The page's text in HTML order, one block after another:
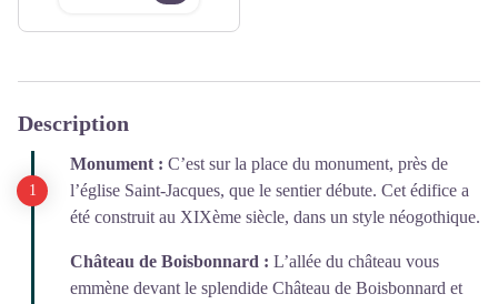
Description
Monument : C’est sur la place du monument, près de
l’église Saint-Jacques, que le sentier débute. Cet édifice a
été construit au XIXème siècle, dans un style néogothique.
Château de Boisbonnard : L’allée du château vous
emmène devant le splendide Château de Boisbonnard et